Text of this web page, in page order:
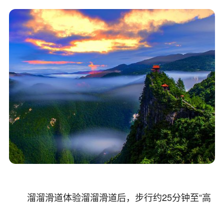
溜溜滑道体验溜溜滑道后，步行约25分钟至“高